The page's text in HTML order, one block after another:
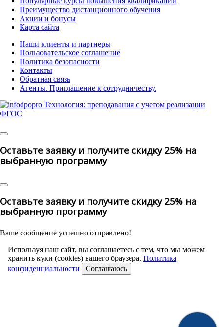
Преимущество дистанционного обучения
Акции и бонусы
Карта сайта
Наши клиенты и партнеры
Пользовательское соглашение
Политика безопасности
Контакты
Обратная связь
Агенты. Приглашение к сотрудничеству.
Оставьте заявку и получите скидку 25% на
выбранную программу
Оставьте заявку и получите скидку 25% на
выбранную программу
Ваше сообщение успешно отправлено!
Используя наш сайт, вы соглашаетесь с тем, что мы можем
хранить куки (cookies) вашего браузера. Политика
конфиденциальности
Соглашаюсь